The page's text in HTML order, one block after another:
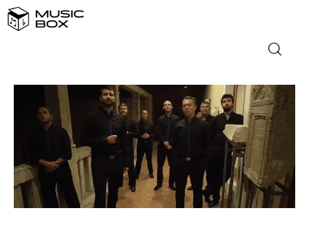
NASLOVNICA
DOMAĆA GLAZBA
STRANA GLAZBA
FILM